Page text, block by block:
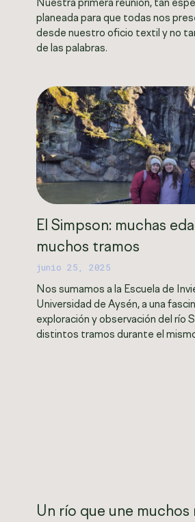
Nuestra primera reunión, tan
planeada para que todas nos
desde nuestro oficio textil y no
de las palabras.
El Simpson: muchas
muchos tramos
junio 25, 2025
Nos sumamos a la Escuela de
Universidad de Aysén, a una
exploración y observación del río
distintos tramos durante el
Un río que une muchos